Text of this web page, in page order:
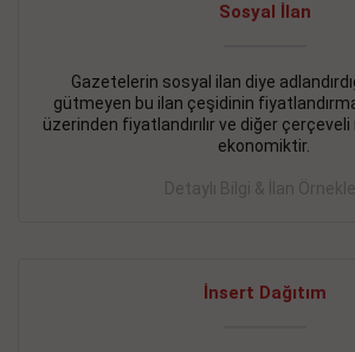
Sosyal İlan
Gazetelerin sosyal ilan diye
gütmeyen bu ilan çeşidinin
üzerinden fiyatlandırılır ve diğer
ekonomiktir.
Detaylı Bilgi & İlan
İnsert Dağıtım
İŞYERİ KİRALIK İlanı- 11.09.2018
BEYLİKDÜZÜ Kavaklıda 4 katlı bina